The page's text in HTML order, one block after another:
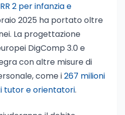
2 per infanzia e
2025 ha portato oltre
La progettazione
DigComp 3.0 e
con altre misure di
come i267 milioni
tutor e orientatori.